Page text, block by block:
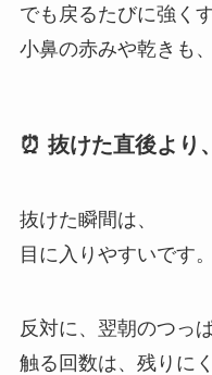
でも戻るたびに強くす
小鼻の赤みや乾きも
⏰ 抜けた直後より
抜けた瞬間は、
目に入りやすいです。
反対に、翌朝のつっぱ
触る回数は、残りにく